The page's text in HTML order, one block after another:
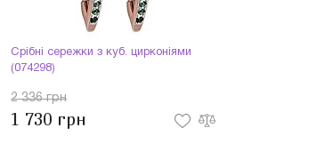
Срібні сережки з куб. цирконіями
(074298)
2 336 грн
1 730 грн